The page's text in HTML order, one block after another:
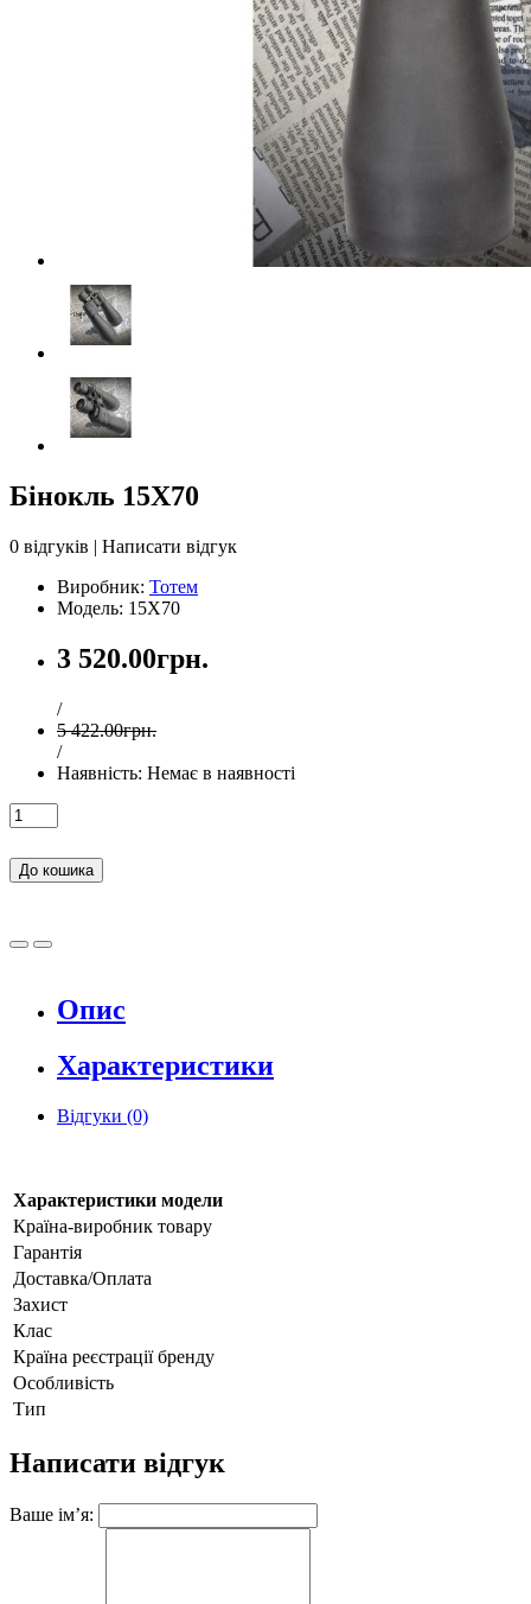
Бінокль 15X70
0 відгуків | Написати відгук
Виробник: Тотем
Модель: 15X70
3 520.00грн.
/
5 422.00грн.
/
Наявність: Немає в наявності
До кошика
Опис
Характеристики
Відгуки (0)
Характеристики модели
Країна-виробник товару
Гарантія
Доставка/Оплата
Захист
Клас
Країна реєстрації бренду
Особливість
Тип
Написати відгук
Ваше ім’я: